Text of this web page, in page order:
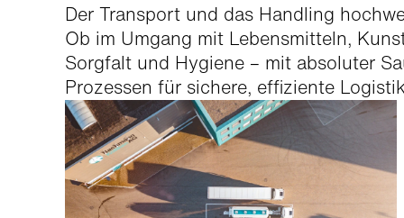
Der Trans­port und das Han­dling
Ob im Umgang mit Lebens­mit­teln,
Sorgfalt und Hygiene – mit absoluter
Prozessen für sichere, effiziente